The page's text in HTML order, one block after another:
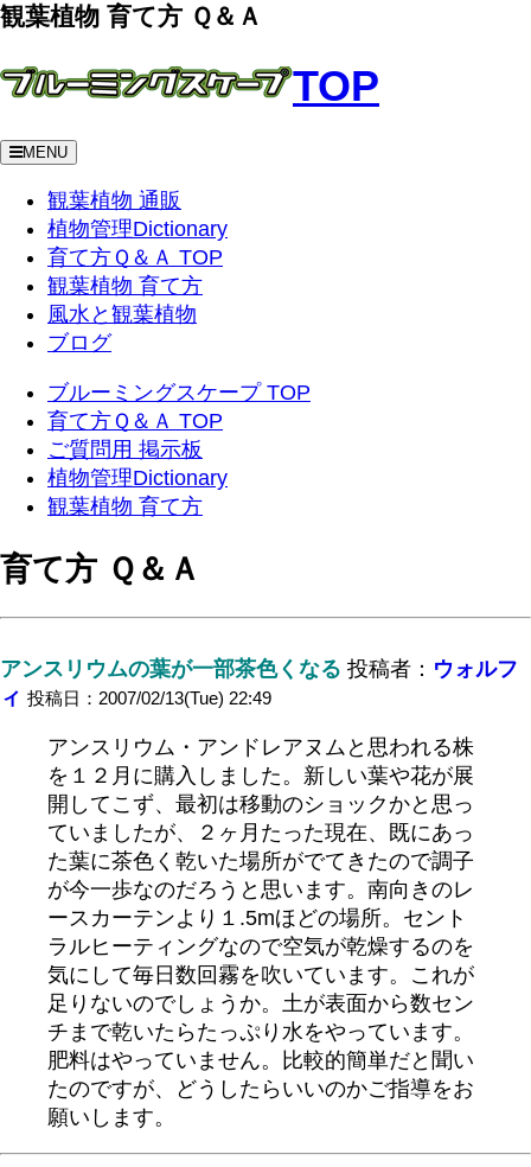
観葉植物 育て方 Ｑ＆Ａ
TOP
MENU
観葉植物 通販
植物管理Dictionary
育て方Ｑ＆Ａ TOP
観葉植物 育て方
風水と観葉植物
ブログ
ブルーミングスケープ TOP
育て方Ｑ＆Ａ TOP
ご質問用 掲示板
植物管理Dictionary
観葉植物 育て方
育て方 Ｑ＆Ａ
アンスリウムの葉が一部茶色くなる 投稿者： ウォルフ
ィ 投稿日：2007/02/13(Tue) 22:49
アンスリウム・アンドレアヌムと思われる株
を１２月に購入しました。新しい葉や花が展
開してこず、最初は移動のショックかと思っ
ていましたが、２ヶ月たった現在、既にあっ
た葉に茶色く乾いた場所がでてきたので調子
が今一歩なのだろうと思います。南向きのレ
ースカーテンより１.5mほどの場所。セント
ラルヒーティングなので空気が乾燥するのを
気にして毎日数回霧を吹いています。これが
足りないのでしょうか。土が表面から数セン
チまで乾いたらたっぷり水をやっています。
肥料はやっていません。比較的簡単だと聞い
たのですが、どうしたらいいのかご指導をお
願いします。